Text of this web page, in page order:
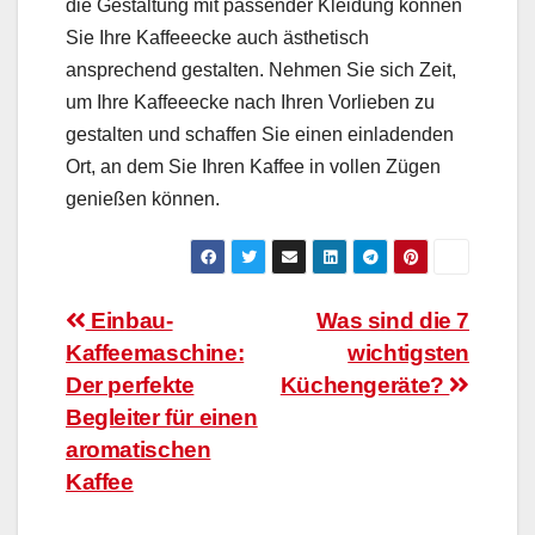
die Gestaltung mit passender Kleidung können
Sie Ihre Kaffeeecke auch ästhetisch
ansprechend gestalten. Nehmen Sie sich Zeit,
um Ihre Kaffeeecke nach Ihren Vorlieben zu
gestalten und schaffen Sie einen einladenden
Ort, an dem Sie Ihren Kaffee in vollen Zügen
genießen können.
Beitragsnavigation
Was sind die 7
wichtigsten
Küchengeräte?
Einbau-
Kaffeemaschine:
Der perfekte
Begleiter für einen
aromatischen
Kaffee